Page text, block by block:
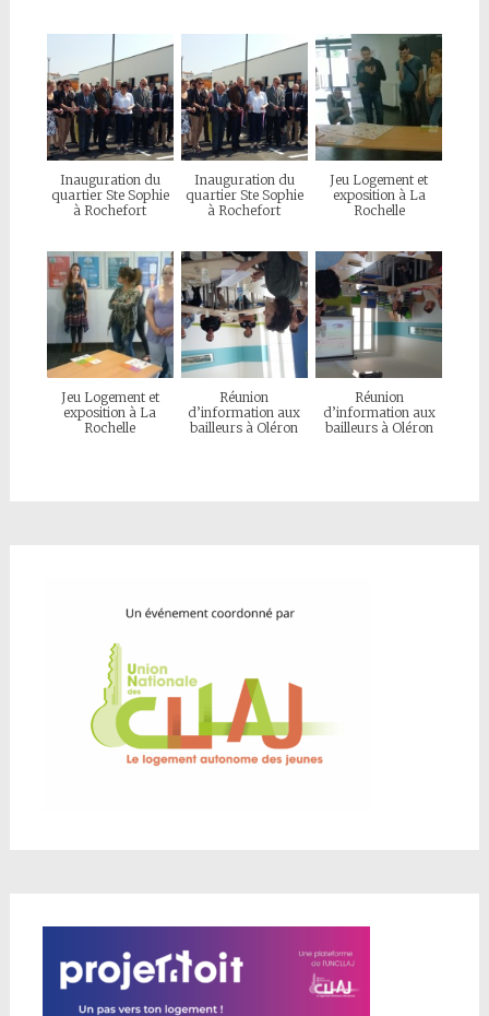
Inauguration du
quartier Ste Sophie
à Rochefort
Inauguration du
quartier Ste Sophie
à Rochefort
Jeu Logement et
exposition à La
Rochelle
Jeu Logement et
exposition à La
Rochelle
Réunion
d’information aux
bailleurs à Oléron
Réunion
d’information aux
bailleurs à Oléron